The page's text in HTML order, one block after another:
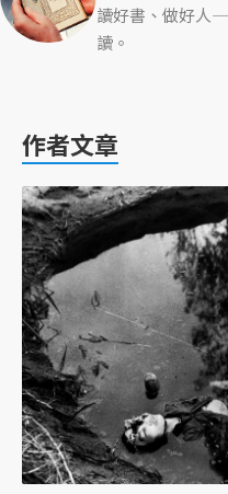
讀好書、做好人
讀。
作者文章